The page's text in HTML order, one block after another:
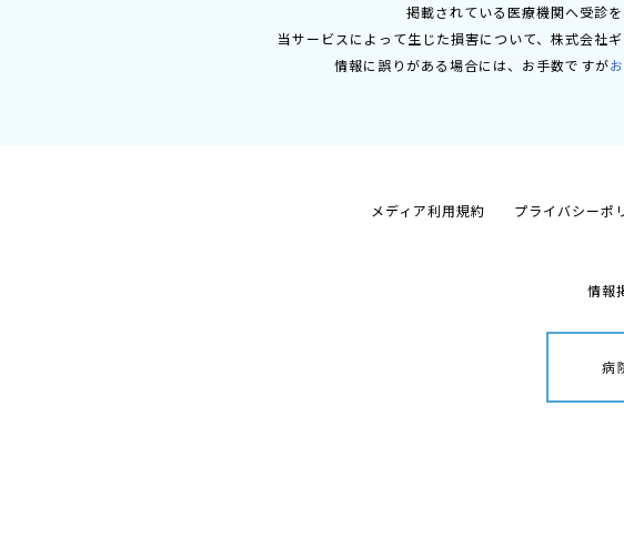
掲載されている医療機関へ受診
当サービスによって生じた損害について、株式会社
情報に誤りがある場合には、お手数ですが
メディア利用規約 プライバシーポ
情報